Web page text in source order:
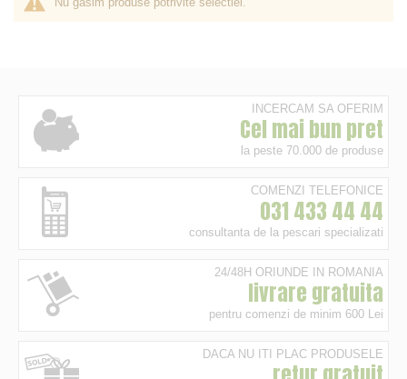
INCERCAM SA OFERIM
Cel mai bun pret
la peste 70.000 de produse
COMENZI TELEFONICE
031 433 44 44
consultanta de la pescari specializati
24/48H ORIUNDE IN ROMANIA
livrare gratuita
pentru comenzi de minim 600 Lei
DACA NU ITI PLAC PRODUSELE